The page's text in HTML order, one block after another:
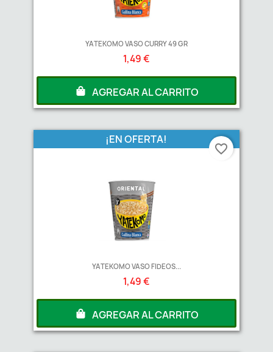
YATEKOMO VASO CURRY 49 GR
1,49 €
AGREGAR AL CARRITO
YATEKOMO VASO FIDEOS...
1,49 €
A partir de3Unds1,33 €
¡EN OFERTA!
AGREGAR AL CARRITO
favorite_border